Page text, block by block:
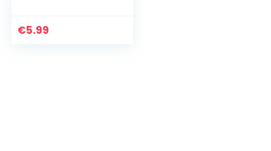
Sticker Label
€5.99